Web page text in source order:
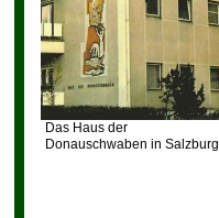
Das Haus der
Donauschwaben in Salzburg